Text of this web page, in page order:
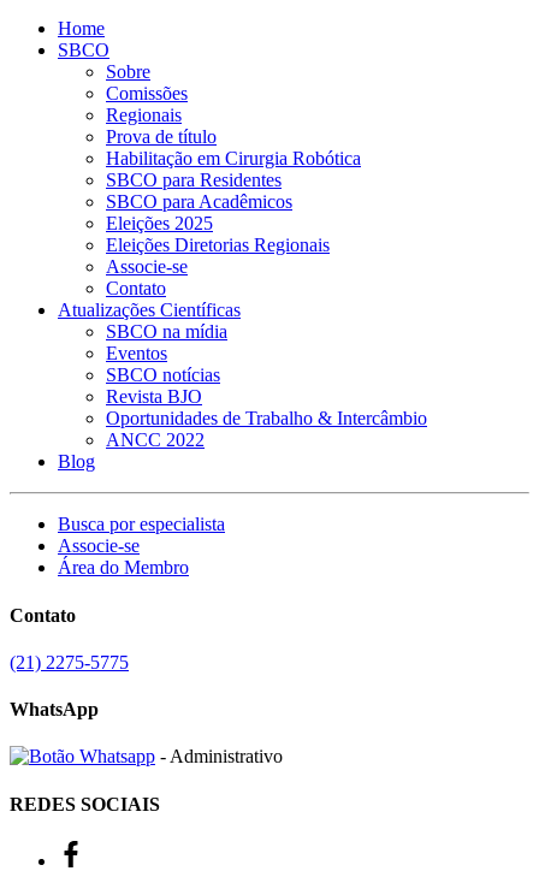
Home
SBCO
Sobre
Comissões
Regionais
Prova de título
Habilitação em Cirurgia Robótica
SBCO para Residentes
SBCO para Acadêmicos
Eleições 2025
Eleições Diretorias Regionais
Associe-se
Contato
Atualizações Científicas
SBCO na mídia
Eventos
SBCO notícias
Revista BJO
Oportunidades de Trabalho & Intercâmbio
ANCC 2022
Blog
Busca por especialista
Associe-se
Área do Membro
Contato
(21) 2275-5775
WhatsApp
- Administrativo
REDES SOCIAIS